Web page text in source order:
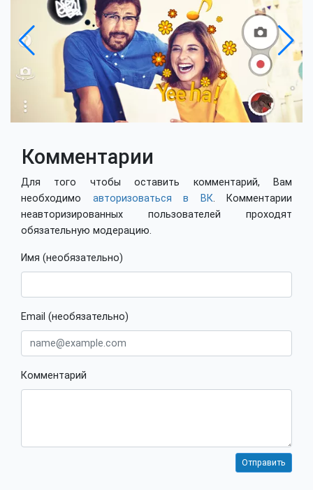
Комментарии
Для того чтобы оставить комментарий, Вам
необходимо авторизоваться в ВК. Комментарии
неавторизированных пользователей проходят
обязательную модерацию.
Имя (необязательно)
Email (необязательно)
Комментарий